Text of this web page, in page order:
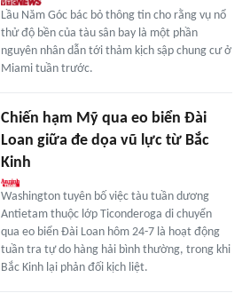
Lầu Năm Góc bác bỏ thông tin cho rằng vụ nổ
thử độ bền của tàu sân bay là một phần
nguyên nhân dẫn tới thảm kịch sập chung cư ở
Miami tuần trước.
Chiến hạm Mỹ qua eo biển Đài
Loan giữa đe dọa vũ lực từ Bắc
Kinh
Washington tuyên bố việc tàu tuần dương
Antietam thuộc lớp Ticonderoga di chuyển
qua eo biển Đài Loan hôm 24-7 là hoạt động
tuần tra tự do hàng hải bình thường, trong khi
Bắc Kinh lại phản đối kịch liệt.